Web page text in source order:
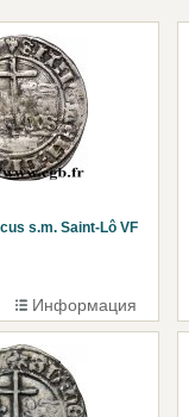
s.m. Saint-Lô VF
Информация